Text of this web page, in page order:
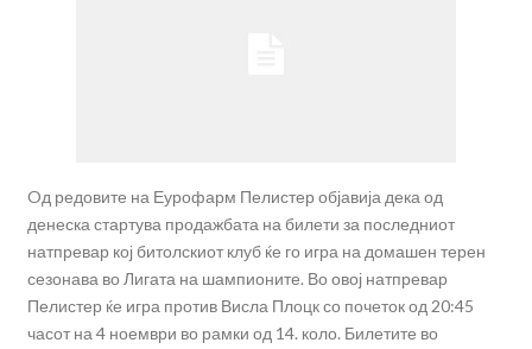
Oд редовите на Еурофарм Пелистер објавија дека од
денеска стартува продажбата на билети за последниот
натпревар кој битолскиот клуб ќе го игра на домашен терен
сезонава во Лигата на шампионите. Во овој натпревар
Пелистер ќе игра против Висла Плоцк со почеток од 20:45
часот на 4 ноември во рамки од 14. коло. Билетите во